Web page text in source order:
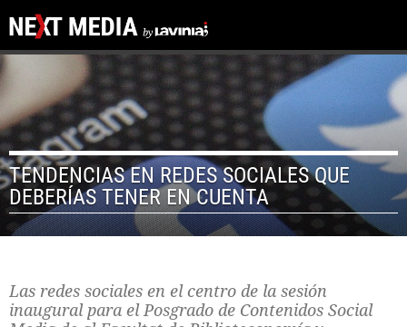
TENDENCIAS EN REDES SOCIALES QUE
DEBERÍAS TENER EN CUENTA
Las redes sociales en el centro de la sesión
inaugural para el Posgrado de Contenidos Social